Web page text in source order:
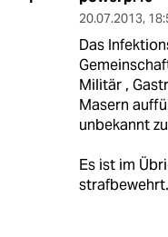
20.07.2013,
Das
Militär ,
Masern
unbekannt
Es ist im
strafbewehrt.